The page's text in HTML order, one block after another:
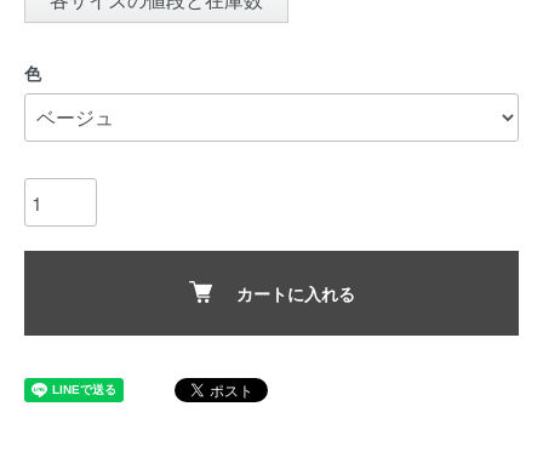
色
カートに入れる